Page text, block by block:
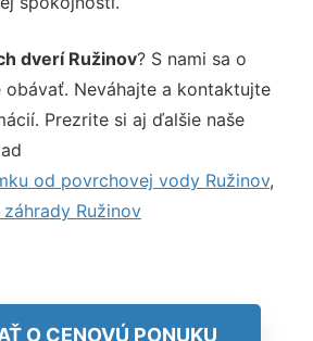
dverí Ružinov? S nami sa o
obávať. Neváhajte a kontaktujte
Prezrite si aj ďalšie naše
od povrchovej vody Ružinov,
Ružinov
O CENOVÚ PONUKU